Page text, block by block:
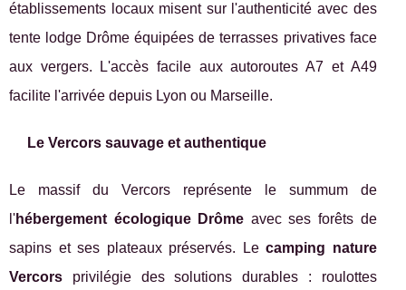
établissements locaux misent sur l'authenticité avec des
tente lodge Drôme équipées de terrasses privatives face
aux vergers. L'accès facile aux autoroutes A7 et A49
facilite l'arrivée depuis Lyon ou Marseille.
Le Vercors sauvage et authentique
Le massif du Vercors représente le summum de
l'hébergement écologique Drôme avec ses forêts de
sapins et ses plateaux préservés. Lecamping nature
Vercors privilégie des solutions durables : roulottes